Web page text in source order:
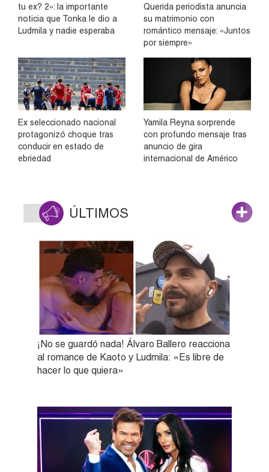
tu ex? 2»: la importante
noticia que Tonka le dio a
Ludmila y nadie esperaba
Querida periodista anuncia
su matrimonio con
romántico mensaje: «Juntos
por siempre»
Ex seleccionado nacional
protagonizó choque tras
conducir en estado de
ebriedad
Yamila Reyna sorprende
con profundo mensaje tras
anuncio de gira
internacional de Américo
ÚLTIMOS
¡No se guardó nada! Álvaro Ballero reacciona
al romance de Kaoto y Ludmila: «Es libre de
hacer lo que quiera»